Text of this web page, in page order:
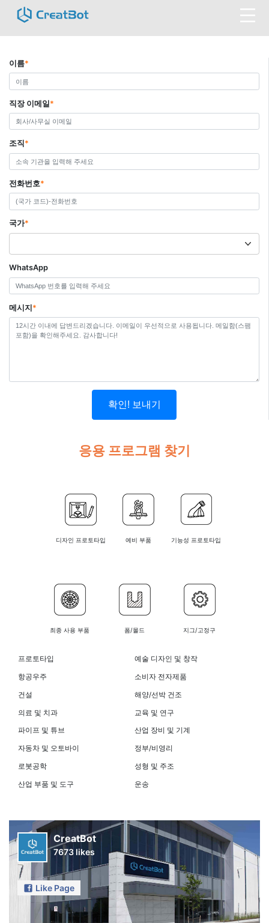
이름*
직장 이메일*
조직*
전화번호*
국가*
WhatsApp
메시지 *
확인! 보내기
응용 프로그램 찾기
디자인 프로토타입 예비 부품 기능성 프로토타입
최종 사용 부품 폼/몰드 지그/고정구
프로토타입 예술 디자인 및 창작
항공우주 소비자 전자제품
건설 해양/선박 건조
의료 및 치과 교육 및 연구
파이프 및 튜브 산업 장비 및 기계
자동차 및 오토바이 정부/비영리
로봇공학 성형 및 주조
산업 부품 및 도구 운송
CreatBot
7673 likes
Like Page